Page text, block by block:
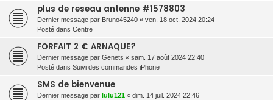
plus de reseau antenne #1578803
Dernier message par Bruno45240 « ven. 18 oct. 2024 20:24
Posté dans Centre
FORFAIT 2 € ARNAQUE?
Dernier message par Genets « sam. 17 août 2024 22:40
Posté dans Suivi des commandes iPhone
SMS de bienvenue
Dernier message par lulu121 « dim. 14 juil. 2024 22:46